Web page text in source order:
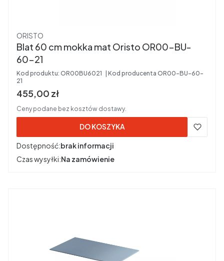
Producent
ORISTO
Blat 60 cm mokka mat Oristo OR00-BU-
60-21
Kod produktu: OR00BU6021 Kod producenta OR00-BU-60-
21
Cena brutto
455,00 zł
Ceny podane bez kosztów dostawy.
DO KOSZYKA
Dostępność:brak informacji
Czas wysyłki:Na zamówienie